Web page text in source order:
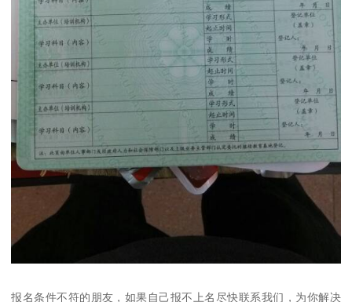
报名条件不符的朋友，如果自己报不上名尽快联系‌‌‌‌我们，为你解决